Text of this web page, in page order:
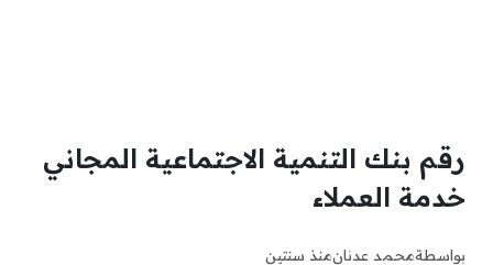
رقم بنك التنمية الاجتماعية المجاني
خدمة العملاء
بواسطةمحمد عدنانمنذ سنتين